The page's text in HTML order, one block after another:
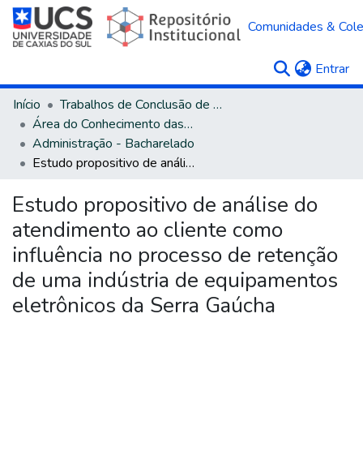
Comunidades &
Entrar
Início
Trabalhos de Conclusão de Curso
Área do Conhecimento das Ciências Sociais Aplicadas
Administração - Bacharelado
Estudo propositivo de análise do atendimento ao cliente como influência no processo de retenção de uma indústria de equipamentos eletrônicos da Serra Gaúcha
Estudo propositivo de análise do
atendimento ao cliente como
influência no processo de retenção
de uma indústria de equipamentos
eletrônicos da Serra Gaúcha